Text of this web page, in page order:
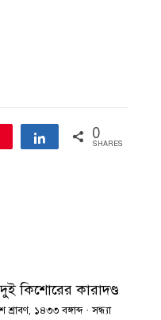
Share 0
SHARES
কিশোরের কারাদণ্ড
শ্রাবণ, ১৪৩৩ বঙ্গাব্দ · সন্ধ্যা